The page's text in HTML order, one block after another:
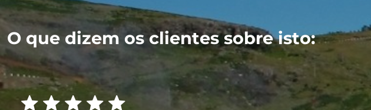
O que dizem os clientes sobre isto: